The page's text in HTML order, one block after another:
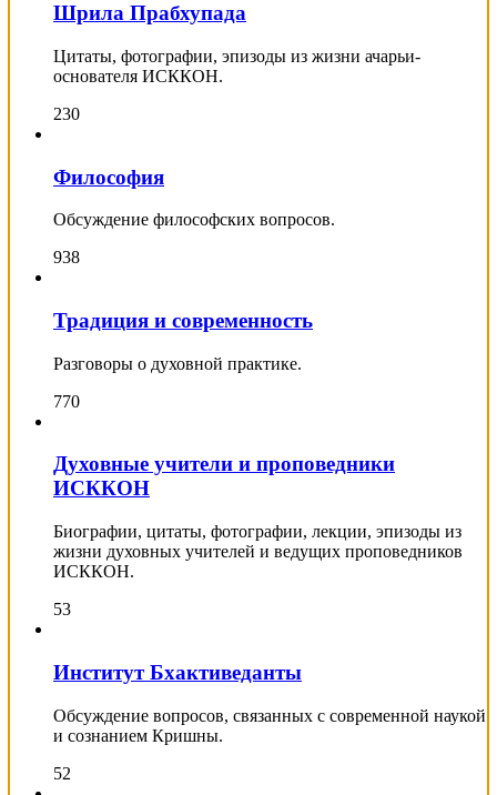
Шрила Прабхупада
Цитаты, фотографии, эпизоды из жизни ачарьи-
основателя ИСККОН.
230
Философия
Обсуждение философских вопросов.
938
Традиция и современность
Разговоры о духовной практике.
770
Духовные учители и проповедники
ИСККОН
Биографии, цитаты, фотографии, лекции, эпизоды из
жизни духовных учителей и ведущих проповедников
ИСККОН.
53
Институт Бхактиведанты
Обсуждение вопросов, связанных с современной наукой
и сознанием Кришны.
52